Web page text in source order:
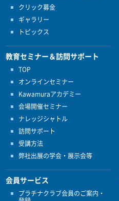
クリック募金
ギャラリー
トピックス
教育セミナー＆訪問サポート
TOP
オンラインセミナー
Kawamuraアカデミー
会場開催セミナー
ナレッジシャトル
訪問サポート
受講方法
弊社出展の学会・展示会等
会員サービス
プラチナクラブ会員のご案内・